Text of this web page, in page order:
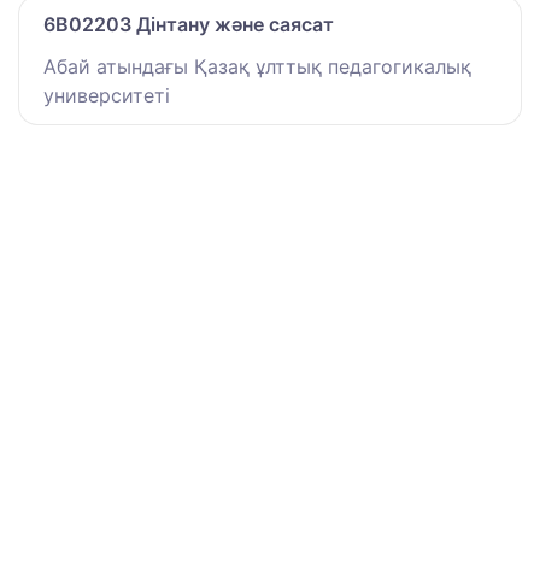
6B02203 Дінтану және cаясат
Абай атындағы Қазақ ұлттық педагогикалық
университеті